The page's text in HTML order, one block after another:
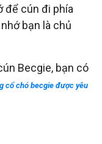
để cún đi phía
bạn là chủ
Becgie, bạn có
cổ chó becgie được yêu